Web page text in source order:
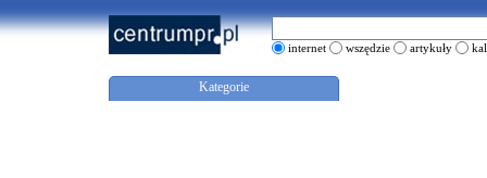
internet wszędzie artykuły
Kategorie